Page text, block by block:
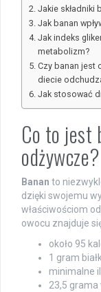
Jakie składniki
Jak banan
Jak indeks
metabolizm?
Czy banan jest
diecie
Jak stosować
Co to jest
odżywcze?
Banan to
dzięki swojemu
właściwościom
owocu znajduje
około 95
1 gram
minimalne
23,5 grama